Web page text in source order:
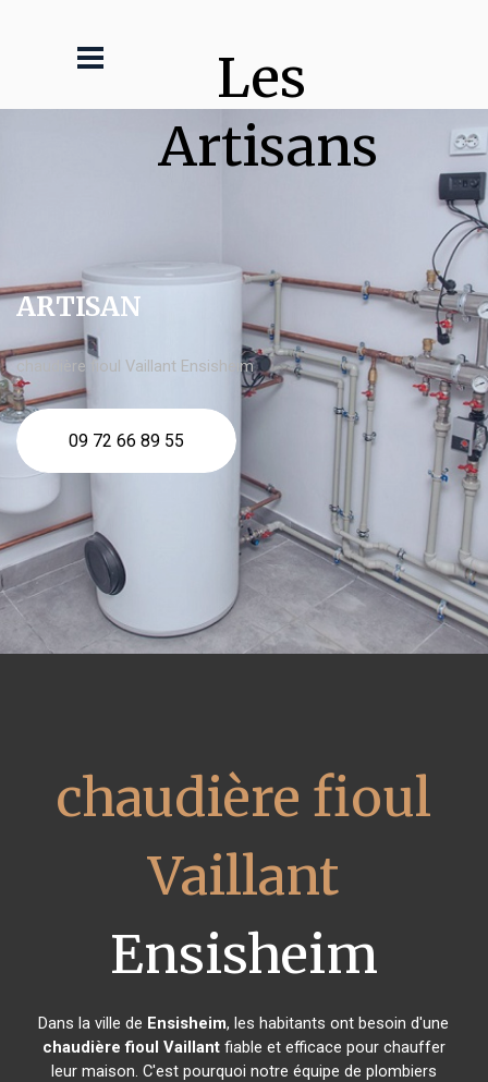
Les
Artisans
ARTISAN
chaudière fioul Vaillant Ensisheim
09 72 66 89 55
chaudière fioul
Vaillant
Ensisheim
Dans la ville de Ensisheim, les habitants ont besoin d'une
chaudière fioul Vaillantfiable et efficace pour chauffer
leur maison. C'est pourquoi notre équipe de plombiers